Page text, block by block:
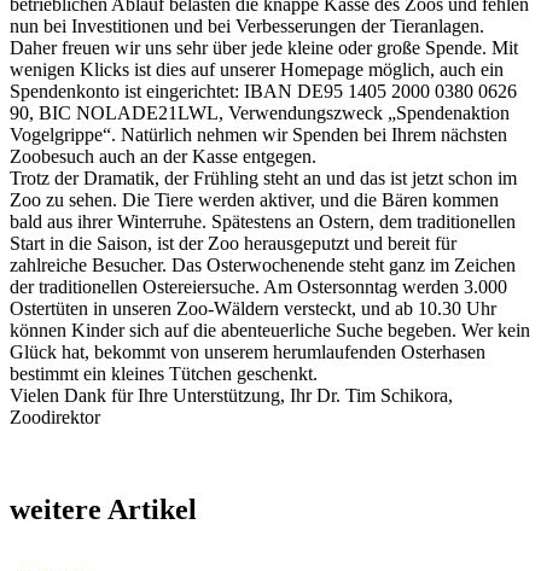
nun bei Investitionen und bei Verbesserungen der Tieranlagen.
Daher freuen wir uns sehr über jede kleine oder große Spende. Mit
wenigen Klicks ist dies auf unserer Homepage möglich, auch ein
Spendenkonto ist eingerichtet: IBAN DE95 1405 2000 0380 0626
90, BIC NOLADE21LWL, Verwendungszweck „Spendenaktion
Vogelgrippe“. Natürlich nehmen wir Spenden bei Ihrem nächsten
Zoobesuch auch an der Kasse entgegen.
Trotz der Dramatik, der Frühling steht an und das ist jetzt schon im
Zoo zu sehen. Die Tiere werden aktiver, und die Bären kommen
bald aus ihrer Winterruhe. Spätestens an Ostern, dem traditionellen
Start in die Saison, ist der Zoo herausgeputzt und bereit für
zahlreiche Besucher. Das Osterwochenende steht ganz im Zeichen
der traditionellen Ostereiersuche. Am Ostersonntag werden 3.000
Ostertüten in unseren Zoo-Wäldern versteckt, und ab 10.30 Uhr
können Kinder sich auf die abenteuerliche Suche begeben. Wer kein
Glück hat, bekommt von unserem herumlaufenden Osterhasen
bestimmt ein kleines Tütchen geschenkt.
Vielen Dank für Ihre Unterstützung, Ihr Dr. Tim Schikora,
Zoodirektor
weitere Artikel